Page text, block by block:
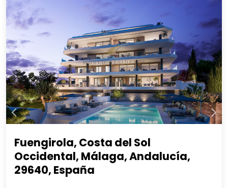
Fuengirola, Costa del Sol
Occidental, Málaga, Andalucía,
29640, España